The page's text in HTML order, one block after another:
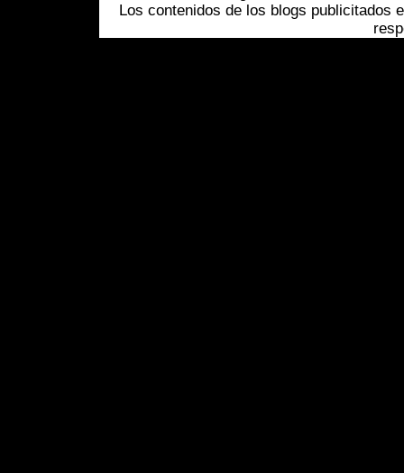
Los contenidos de los blogs publicitados